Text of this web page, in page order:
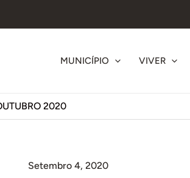
MUNICÍPIO VIVER
2020
Setembro 4, 2020